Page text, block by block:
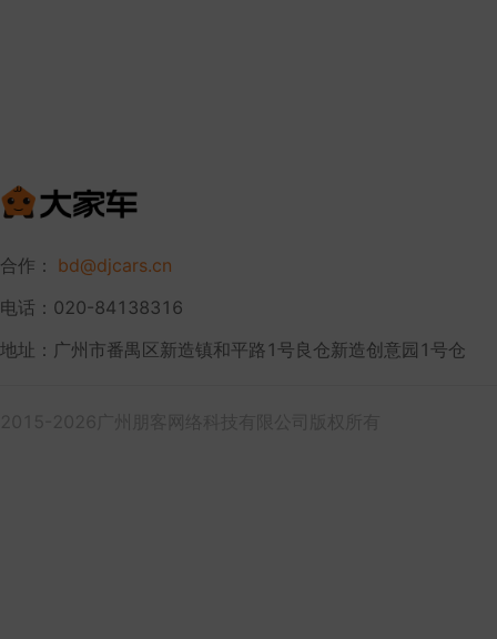
合作： bd@djcars.cn
电话：020-84138316
地址：广州市番禺区新造镇和平路1号良仓新造创意园1号仓